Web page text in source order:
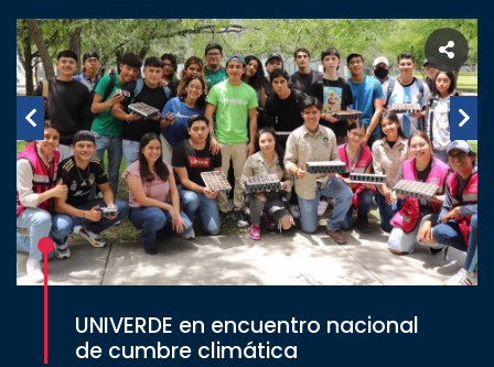
UNIVERDE en encuentro nacional
de cumbre climática